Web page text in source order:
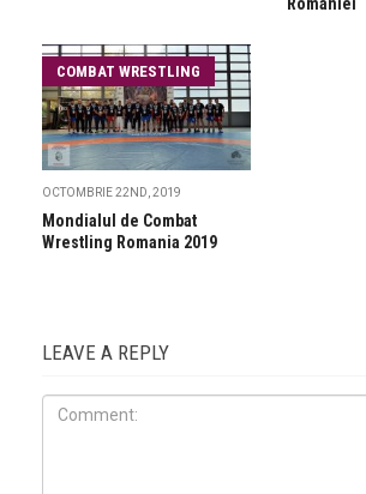
COMBAT WRESTLING
OCTOMBRIE 22ND, 2019
Mondialul de Combat
Wrestling Romania 2019
LEAVE A REPLY